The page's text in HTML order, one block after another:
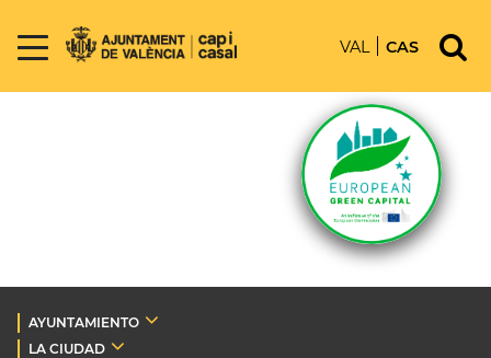
VAL CAS
AYUNTAMIENTO
LA CIUDAD